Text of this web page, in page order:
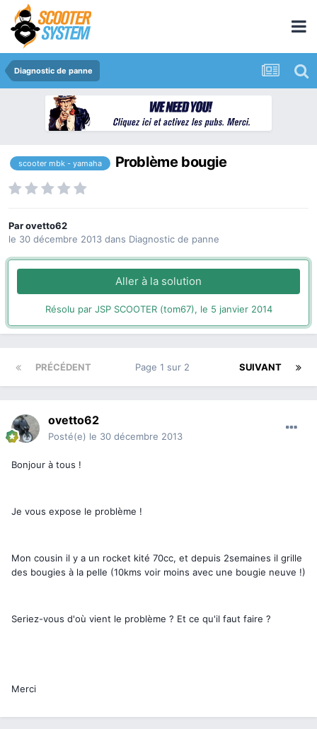
Diagnostic de panne
scooter mbk - yamaha Problème bougie
Parovetto62
le 30 décembre 2013 dans Diagnostic de panne
Aller à la solution
Résolu par JSP SCOOTER (tom67), le 5 janvier 2014
PRÉCÉDENT SUIVANT
Page 1 sur 2
ovetto62
Posté(e) le 30 décembre 2013
Bonjour à tous !
Je vous expose le problème !
Mon cousin il y a un rocket kité 70cc, et depuis 2semaines il grille
des bougies à la pelle (10kms voir moins avec une bougie neuve !)
Seriez-vous d'où vient le problème ? Et ce qu'il faut faire ?
Merci